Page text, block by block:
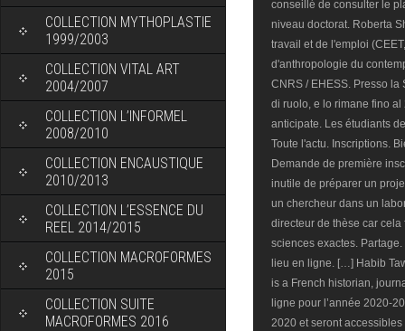
COLLECTION MYTHOPLASTIE
1999/2003
COLLECTION VITAL ART
2004/2007
COLLECTION L’INFORMEL
2008/2010
COLLECTION ENCAUSTIQUE
2010/2013
COLLECTION L’ESSENCE DU
REEL 2014/2015
COLLECTION MACROFORMES
2015
COLLECTION SUITE
MACROFORMES 2016
conseillé de consulter le
niveau doctorat. Roberta
travail et de l'emploi
d'anthropologie du
CNRS / EHESS. Presso
di ruolo, e lo rimane fino
anticipate. Les étudiants
Toute l'actu. Inscriptions.
Demande de première
inutile de préparer un
un chercheur dans un
directeur de thèse car cela
sciences exactes.
lieu en ligne. […] Habib
is a French historian,
ligne pour l’année 2020-
2020 et seront